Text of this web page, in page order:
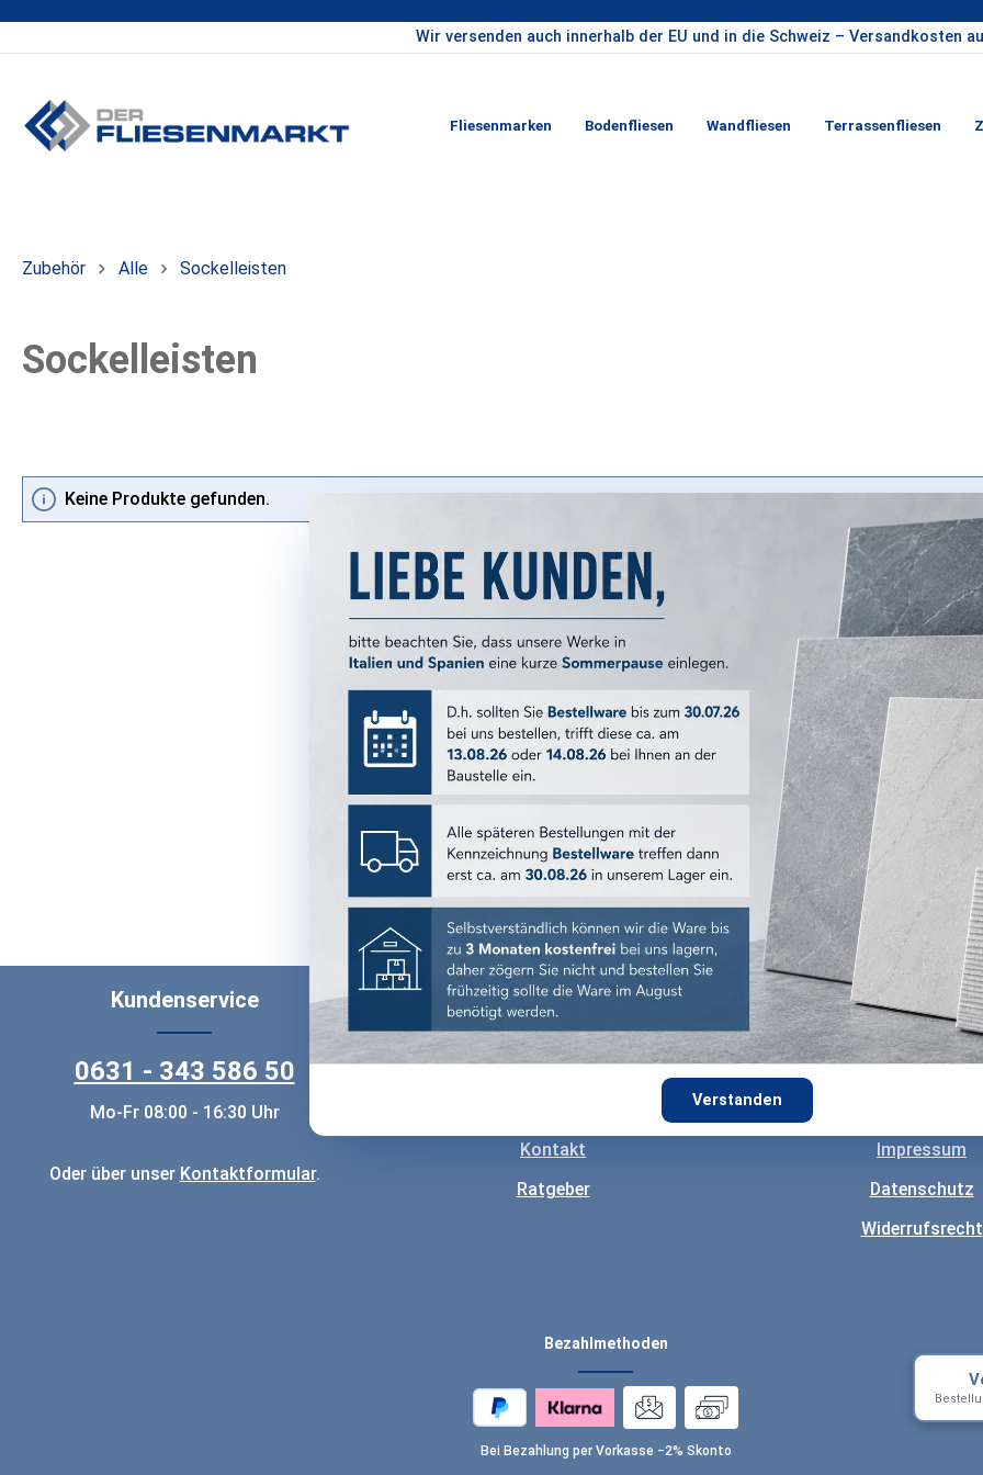
Wir versenden auch innerhalb der EU und in die Schweiz – Versandkosten
Fliesenmarken Bodenfliesen Wandfliesen Terrassenfliesen
Verstanden
Zubehör Alle Sockelleisten
Sockelleisten
Keine Produkte gefunden.
Kundenservice
0631 - 343 586 50
Mo-Fr 08:00 - 16:30 Uhr
Oder über unser Kontaktformular.
Shopservice
Versand & Zahlungsart
Kontakt
Ratgeber
Über uns
Impressum
Datenschutz
Widerrufsrecht
Bezahlmethoden
Bei Bezahlung per Vorkasse −2% Skonto